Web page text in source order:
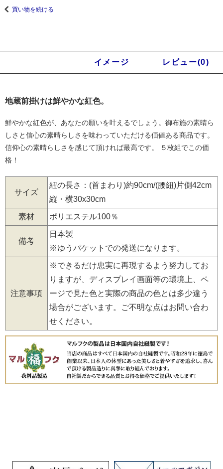
買い物を続ける
イメージ レビュー(0)
地蔵前掛けは鮮やかな紅色。
鮮やかな紅色が、あなたの願いを叶えるでしょう。御布施の素晴ら
しさと信心の素晴らしさを味わっていただける価値ある商品です。
信仰心の素晴らしさを感じて頂ければ最高です。 ５枚組でこの価
格！
サイズ
紐の長さ：(首まわり)約90cm/(腰紐)片側42cm
縦・横30x30cm
素材 ポリエステル100％
備考
日本製
※ゆうパケットでの発送になります。
注意事項
※できるだけ忠実に再現するよう努力してお
りますが、ディスプレイ画面等の環境上、ペ
ージで見た色と実際の商品の色とは多少違う
場合がございます。ご不明な点はお問い合わ
せください。